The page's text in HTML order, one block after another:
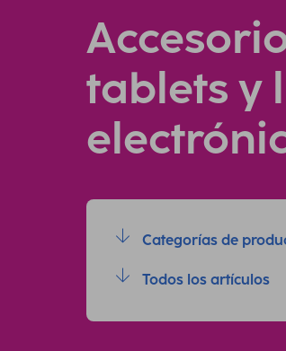
tablets y
Categorías de
Todos los artículos